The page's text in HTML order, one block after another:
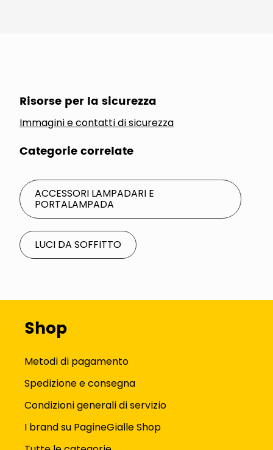
Risorse per la sicurezza
Immagini e contatti di sicurezza
Categorie correlate
ACCESSORI LAMPADARI E
PORTALAMPADA
LUCI DA SOFFITTO
Shop
Metodi di pagamento
Spedizione e consegna
Condizioni generali di servizio
I brand su PagineGialle Shop